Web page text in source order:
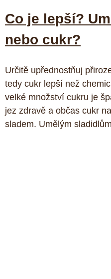
Co je lepší?
nebo cukr?
Určitě upřednostňuj
tedy cukr lepší než
velké množství cukru je
jez zdravě a občas cukr
sladem. Umělým